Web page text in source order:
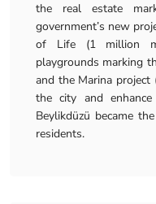
the real estate
government’s new
of Life (1 million
playgrounds marking
and the Marina project
the city and
Beylikdüzü became
residents.